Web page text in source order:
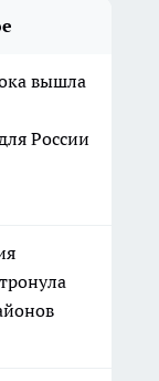
вышла
России